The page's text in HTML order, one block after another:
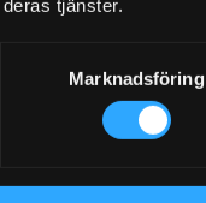
tjänster.
Marknadsföring